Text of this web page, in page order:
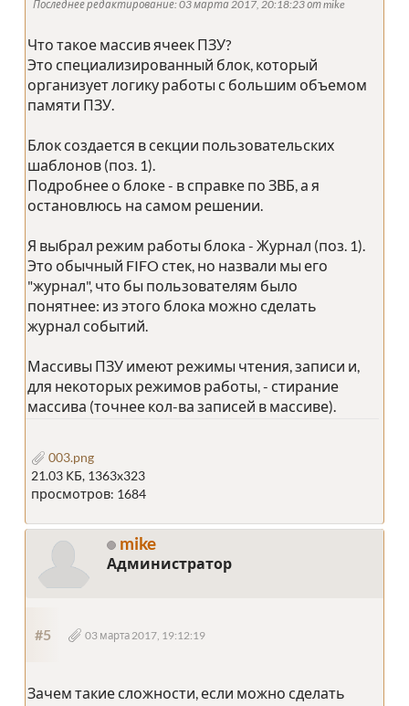
Последнее редактирование: 03 марта 2017, 20:18:23 от mike
Что такое массив ячеек ПЗУ?
Это специализированный блок, который
организует логику работы с большим объемом
памяти ПЗУ.
Блок создается в секции пользовательских
шаблонов (поз. 1).
Подробнее о блоке - в справке по ЗВБ, а я
остановлюсь на самом решении.
Я выбрал режим работы блока - Журнал (поз. 1).
Это обычный FIFO стек, но назвали мы его
"журнал", что бы пользователям было
понятнее: из этого блока можно сделать
журнал событий.
Массивы ПЗУ имеют режимы чтения, записи и,
для некоторых режимов работы, - стирание
массива (точнее кол-ва записей в массиве).
003.png
21.03 КБ, 1363x323
просмотров: 1684
mike
Администратор
#5 03 марта 2017, 19:12:19
Зачем такие сложности, если можно сделать